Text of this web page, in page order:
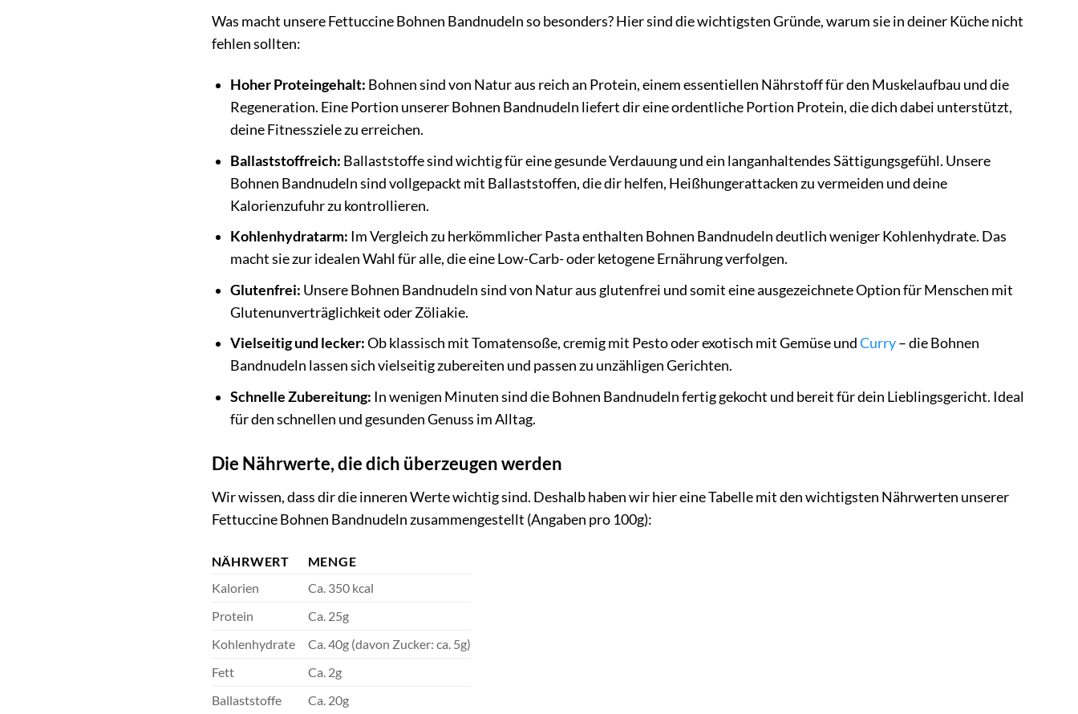
Was macht unsere Fettuccine Bohnen Bandnudeln so besonders? Hier sind die wichtigsten Gründe, warum sie in deiner Küche nicht
fehlen sollten:
Hoher Proteingehalt: Bohnen sind von Natur aus reich an Protein, einem essentiellen Nährstoff für den Muskelaufbau und die
Regeneration. Eine Portion unserer Bohnen Bandnudeln liefert dir eine ordentliche Portion Protein, die dich dabei unterstützt,
deine Fitnessziele zu erreichen.
Ballaststoffreich: Ballaststoffe sind wichtig für eine gesunde Verdauung und ein langanhaltendes Sättigungsgefühl. Unsere
Bohnen Bandnudeln sind vollgepackt mit Ballaststoffen, die dir helfen, Heißhungerattacken zu vermeiden und deine
Kalorienzufuhr zu kontrollieren.
Kohlenhydratarm: Im Vergleich zu herkömmlicher Pasta enthalten Bohnen Bandnudeln deutlich weniger Kohlenhydrate. Das
macht sie zur idealen Wahl für alle, die eine Low-Carb- oder ketogene Ernährung verfolgen.
Glutenfrei: Unsere Bohnen Bandnudeln sind von Natur aus glutenfrei und somit eine ausgezeichnete Option für Menschen mit
Glutenunverträglichkeit oder Zöliakie.
Vielseitig und lecker:Ob klassisch mit Tomatensoße, cremig mit Pesto oder exotisch mit Gemüse undCurry– die Bohnen
Bandnudeln lassen sich vielseitig zubereiten und passen zu unzähligen Gerichten.
Schnelle Zubereitung: In wenigen Minuten sind die Bohnen Bandnudeln fertig gekocht und bereit für dein Lieblingsgericht. Ideal
für den schnellen und gesunden Genuss im Alltag.
Die Nährwerte, die dich überzeugen werden
Wir wissen, dass dir die inneren Werte wichtig sind. Deshalb haben wir hier eine Tabelle mit den wichtigsten Nährwerten unserer
Fettuccine Bohnen Bandnudeln zusammengestellt (Angaben pro 100g):
NÄHRWERT
MENGE
Kalorien
Ca. 350 kcal
Protein
Ca. 25g
Kohlenhydrate
Ca. 40g (davon Zucker: ca. 5g)
Fett
Ca. 2g
Ballaststoffe
Ca. 20g